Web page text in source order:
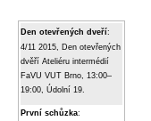
Den otevřených dveří:
4/11 2015, Den otevřených
dvěří Ateliéru intermédií
FaVU VUT Brno, 13:00–
19:00, Údolní 19.
První schůzka: